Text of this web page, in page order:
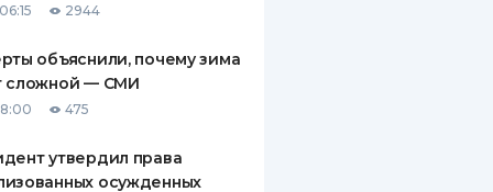
2944
объяснили, почему зима
сложной — СМИ
475
утвердил права
осужденных